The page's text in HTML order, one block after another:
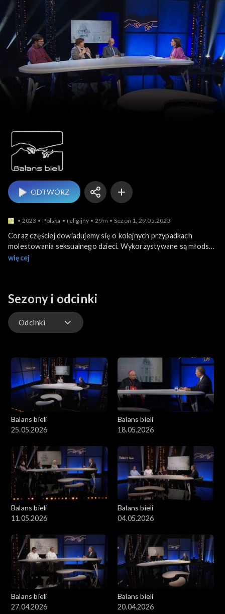
ODTWÓRZ
2023 Polska religijny 29m Sezon 1, 29.05.2023
Coraz częściej dowiadujemy się o kolejnych przypadkach
molestowania seksualnego dzieci. Wykorzystywane są młodsze
dzieci, nastolatkowie, dziewczynki, chłopcy. Kiedy nadużycia
zauważył? Czy nikt nic nie przeczuwał? W programie
porozmawiamy o tym, w jaki sposób rozpoznać przemoc
seksualną wobec dzieci i jakie ślady w psychice dziecka
pozostawiają nadużycia seksualne?
więcej
Sezony i odcinki
Odcinki
Balans bieli
25.05.2026
Balans bieli
18.05.2026
Balans bieli
11.05.2026
Balans bieli
04.05.2026
Balans bieli
27.04.2026
Balans bieli
20.04.2026